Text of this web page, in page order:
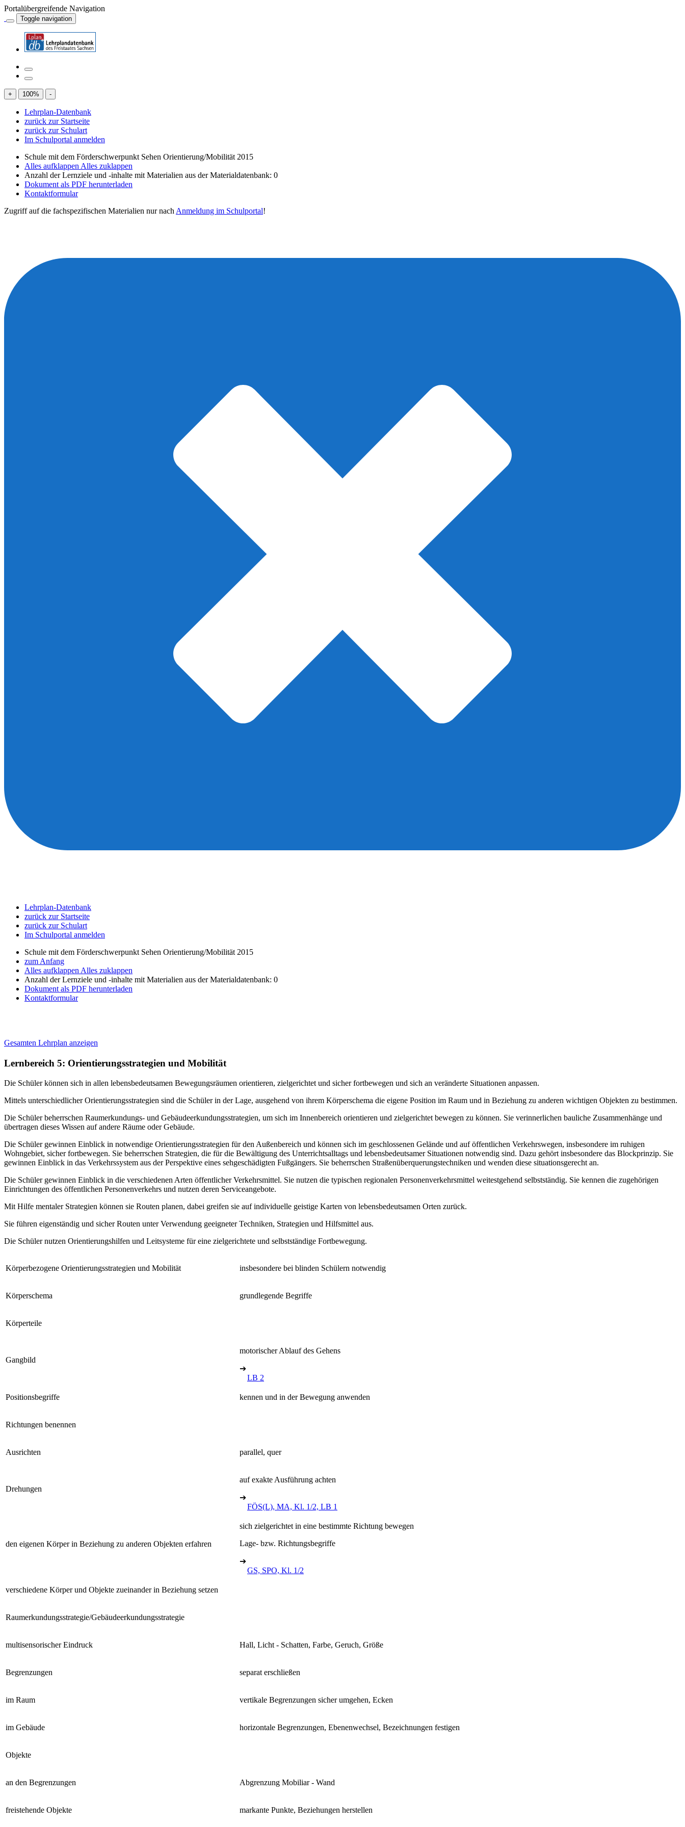
Portalübergreifende Navigation
Toggle navigation
+ 100% -
Lehrplan-Datenbank
zurück zur Startseite
zurück zur Schulart
Im Schulportal anmelden
Schule mit dem Förderschwerpunkt Sehen Orientierung/Mobilität 2015
Alles aufklappen Alles zuklappen
Anzahl der Lernziele und -inhalte mit Materialien aus der Materialdatenbank: 0
Dokument als PDF herunterladen
Kontaktformular
Zugriff auf die fachspezifischen Materialien nur nach Anmeldung im Schulportal!
Lehrplan-Datenbank
zurück zur Startseite
zurück zur Schulart
Im Schulportal anmelden
Schule mit dem Förderschwerpunkt Sehen Orientierung/Mobilität 2015
zum Anfang
Alles aufklappen Alles zuklappen
Anzahl der Lernziele und -inhalte mit Materialien aus der Materialdatenbank: 0
Dokument als PDF herunterladen
Kontaktformular
Gesamten Lehrplan anzeigen
Lernbereich 5: Orientierungsstrategien und Mobilität
Die Schüler können sich in allen lebensbedeutsamen Bewegungsräumen orientieren, zielgerichtet und sicher fortbewegen und sich an veränderte Situationen anpassen.
Mittels unterschiedlicher Orientierungsstrategien sind die Schüler in der Lage, ausgehend von ihrem Körperschema die eigene Position im Raum und in Beziehung zu anderen wichtigen Objekten zu bestimmen.
Die Schüler beherrschen Raumerkundungs- und Gebäudeerkundungsstrategien, um sich im Innenbereich orientieren und zielgerichtet bewegen zu können. Sie verinnerlichen bauliche Zusammenhänge und
übertragen dieses Wissen auf andere Räume oder Gebäude.
Die Schüler gewinnen Einblick in notwendige Orientierungsstrategien für den Außenbereich und können sich im geschlossenen Gelände und auf öffentlichen Verkehrswegen, insbesondere im ruhigen
Wohngebiet, sicher fortbewegen. Sie beherrschen Strategien, die für die Bewältigung des Unterrichtsalltags und lebensbedeutsamer Situationen notwendig sind. Dazu gehört insbesondere das Blockprinzip. Sie
gewinnen Einblick in das Verkehrssystem aus der Perspektive eines sehgeschädigten Fußgängers. Sie beherrschen Straßenüberquerungstechniken und wenden diese situationsgerecht an.
Die Schüler gewinnen Einblick in die verschiedenen Arten öffentlicher Verkehrsmittel. Sie nutzen die typischen regionalen Personenverkehrsmittel weitestgehend selbstständig. Sie kennen die zugehörigen
Einrichtungen des öffentlichen Personenverkehrs und nutzen deren Serviceangebote.
Mit Hilfe mentaler Strategien können sie Routen planen, dabei greifen sie auf individuelle geistige Karten von lebensbedeutsamen Orten zurück.
Sie führen eigenständig und sicher Routen unter Verwendung geeigneter Techniken, Strategien und Hilfsmittel aus.
Die Schüler nutzen Orientierungshilfen und Leitsysteme für eine zielgerichtete und selbstständige Fortbewegung.
Körperbezogene Orientierungsstrategien und Mobilität insbesondere bei blinden Schülern notwendig
Körperschema grundlegende Begriffe
Körperteile
Gangbild
motorischer Ablauf des Gehens
➔
LB 2
Positionsbegriffe kennen und in der Bewegung anwenden
Richtungen benennen
Ausrichten parallel, quer
Drehungen
auf exakte Ausführung achten
➔
FÖS(L), MA, Kl. 1/2, LB 1
den eigenen Körper in Beziehung zu anderen Objekten erfahren
sich zielgerichtet in eine bestimmte Richtung bewegen
Lage- bzw. Richtungsbegriffe
➔
GS, SPO, Kl. 1/2
verschiedene Körper und Objekte zueinander in Beziehung setzen
Raumerkundungsstrategie/Gebäudeerkundungsstrategie
multisensorischer Eindruck Hall, Licht - Schatten, Farbe, Geruch, Größe
Begrenzungen separat erschließen
im Raum vertikale Begrenzungen sicher umgehen, Ecken
im Gebäude horizontale Begrenzungen, Ebenenwechsel, Bezeichnungen festigen
Objekte
an den Begrenzungen Abgrenzung Mobiliar - Wand
freistehende Objekte markante Punkte, Beziehungen herstellen